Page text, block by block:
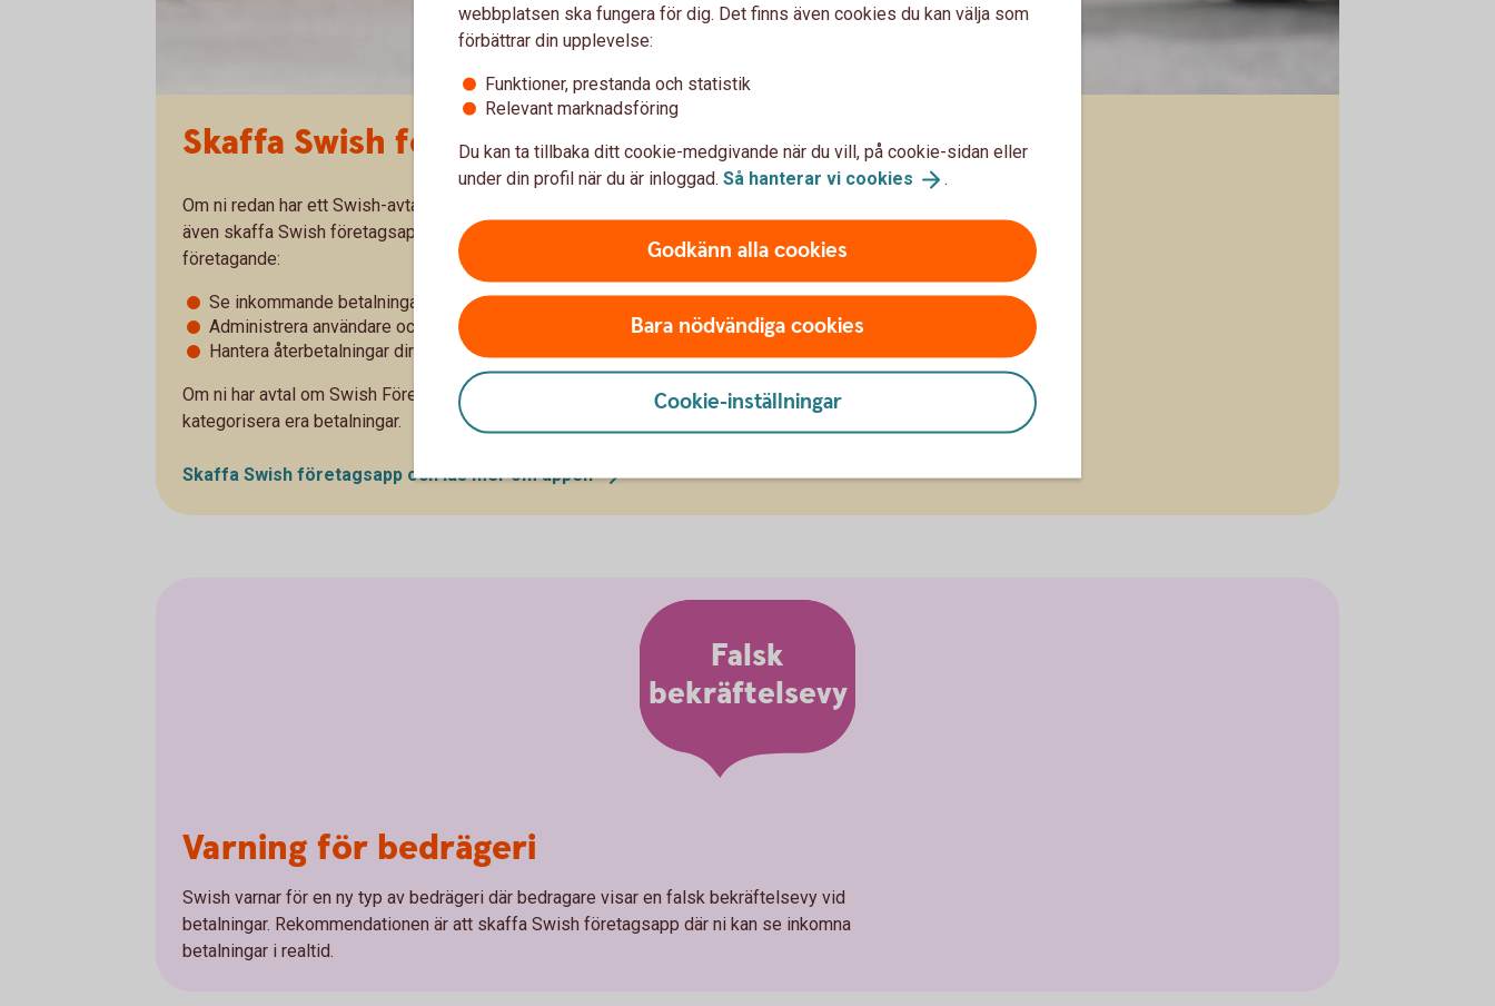
Skaffa Swish företagsapp
Om ni redan har ett Swish-avtal – Swish Företag eller Swish Handel – är ett hett tips att
även skaffa Swish företagsapp. Med denna får ni flera möjligheter som förenklar ert
företagande:
Se inkommande betalningar i realtid och minska risken för bedrägerier.
Administrera användare och fördela arbetspass.
Hantera återbetalningar direkt i Swish företagsappen
Om ni har avtal om Swish Företag kan ni även ta betalt med QR-kod, samt tagga och
kategorisera era betalningar.
Skaffa Swish företagsapp och läs mer omappen
Falsk
bekräftelsevy
Varning för bedrägeri
Swish varnar för en ny typ av bedrägeri där bedragare visar en falsk bekräftelsevy vid
betalningar. Rekommendationen är att skaffa Swish företagsapp där ni kan se inkomna
betalningar i realtid.
webbplatsen ska fungera för dig. Det finns även cookies du kan välja som
förbättrar din upplevelse:
Funktioner, prestanda och statistik
Relevant marknadsföring
Du kan ta tillbaka ditt cookie-medgivande när du vill, på cookie-sidan eller
under din profil när du är inloggad. Så hanterar vi cookies .
Godkänn alla cookies
Bara nödvändiga cookies
Cookie-inställningar